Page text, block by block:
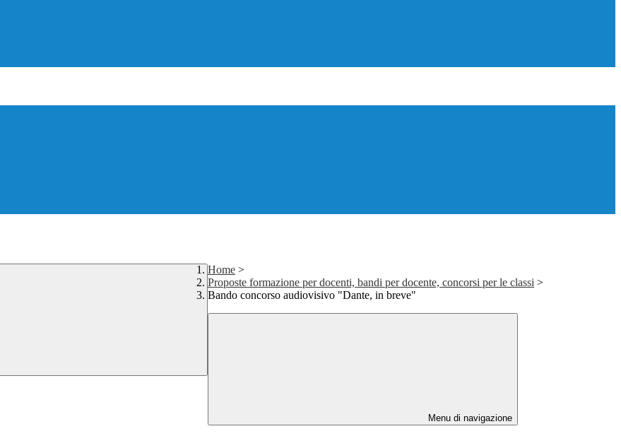
Home >
Proposte formazione per docenti, bandi per docente, concorsi per le classi >
Bando concorso audiovisivo "Dante, in breve"
Menu di navigazione